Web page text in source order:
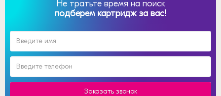
Не тратьте время на поиск
подберем картридж за вас!
Заказать звонок